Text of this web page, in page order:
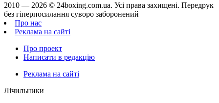
2010 — 2026 © 24boxing.com.ua. Усi права захищенi. Передрук
без гіперпосилання суворо заборонений
Про нас
Реклама на сайті
Про проект
Написати в редакцію
Реклама на сайті
Лічильники